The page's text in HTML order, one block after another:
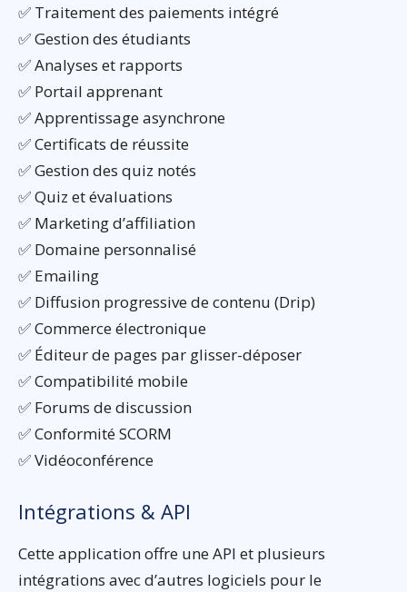
✅ Traitement des paiements intégré
✅ Gestion des étudiants
✅ Analyses et rapports
✅ Portail apprenant
✅ Apprentissage asynchrone
✅ Certificats de réussite
✅ Gestion des quiz notés
✅ Quiz et évaluations
✅ Marketing d’affiliation
✅ Domaine personnalisé
✅ Emailing
✅ Diffusion progressive de contenu (Drip)
✅ Commerce électronique
✅ Éditeur de pages par glisser-déposer
✅ Compatibilité mobile
✅ Forums de discussion
✅ Conformité SCORM
✅ Vidéoconférence
Intégrations & API
Cette application offre une API et plusieurs
intégrations avec d’autres logiciels pour le